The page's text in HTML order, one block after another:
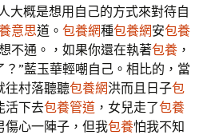
大概是想用自己的方式來對待自
意思道。 包養網種包養網安包養
不通。，如果你還在執著包養 ，
？”藍玉華輕嘲自己。相比的，當
往村落聽聽包養網洪而且日子包
活下去包養管道 ，女兒走了包養
傷心一陣子，但我包養怕我不知